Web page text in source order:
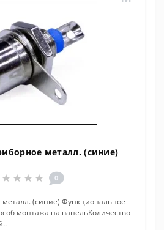
металл. (синие)
0
металл. (синие) Функциональное
монтажа на панельКоличество